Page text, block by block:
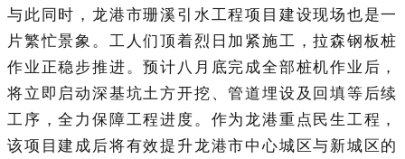
与此同时，龙港市珊溪引水工程项目建设现场也是一
片繁忙景象。工人们顶着烈日加紧施工，拉森钢板桩
作业正稳步推进。预计八月底完成全部桩机作业后，
将立即启动深基坑土方开挖、管道埋设及回填等后续
工序，全力保障工程进度。作为龙港重点民生工程，
该项目建成后将有效提升龙港市中心城区与新城区的